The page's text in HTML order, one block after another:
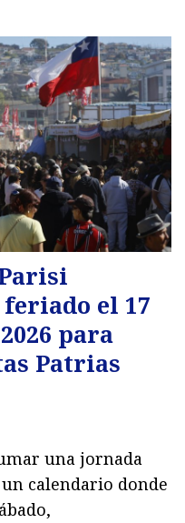
el 17
para
Patrias
una jornada
calendario donde